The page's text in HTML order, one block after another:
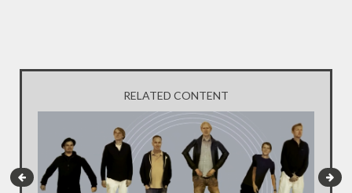
RELATED CONTENT